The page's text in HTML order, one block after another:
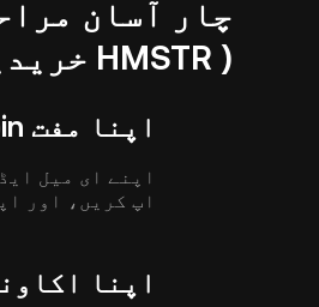
HMSTR ) خریدیں
اپنا مفت KuCoin اکاؤنٹ بنائیں
اپ کریں، اور
اپنا